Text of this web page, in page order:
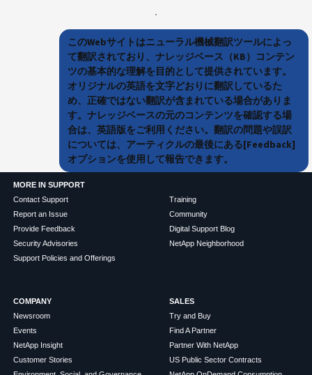
このWebサイトはニューラル機械翻訳ツールによっ
て翻訳されており、ナレッジベース（KB）コンテン
ツの基本的な理解を目的として提供されています。
オリジナルの英語を文字どおりに翻訳しているた
め、正確ではない翻訳が含まれている場合がありま
す。ナレッジベースの元のコンテンツを確認する場
合は、英語版をご利用ください。翻訳の問題や誤訳
については、アーティクルの最後にある[Feedback]
オプションを使用して報告できます。
MORE IN SUPPORT
Contact Support
Report an Issue
Provide Feedback
Security Advisories
Support Policies and Offerings
Training
Community
Digital Support Blog
NetApp Neighborhood
COMPANY
Newsroom
Events
NetApp Insight
Customer Stories
SALES
Try and Buy
Find A Partner
Partner With NetApp
US Public Sector Contracts